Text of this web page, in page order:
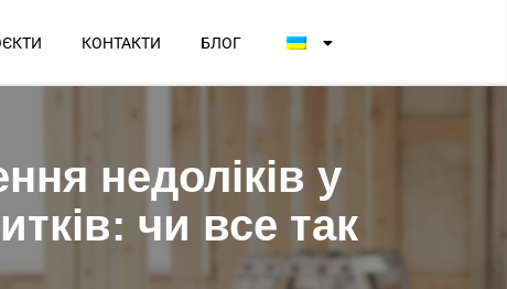
КОНТАКТИ БЛОГ
недоліків у
чи все так